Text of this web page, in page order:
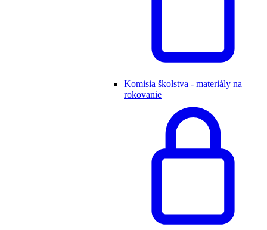
Komisia školstva - materiály na
rokovanie